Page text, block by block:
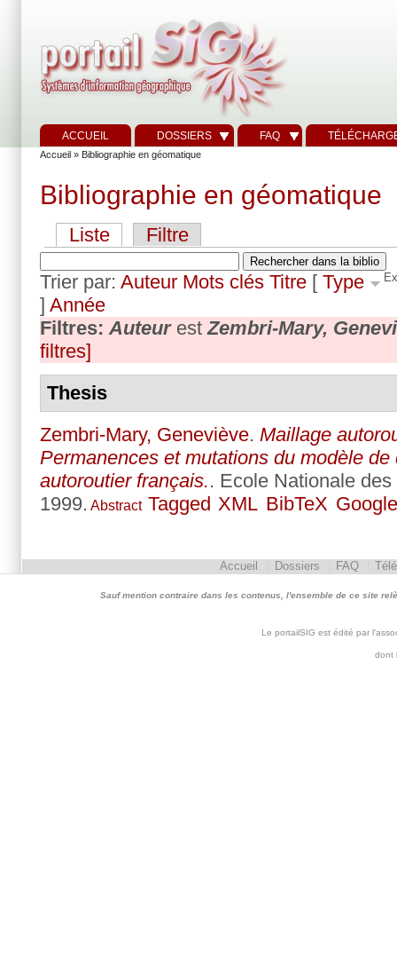
ACCUEIL DOSSIERS FAQ
Accueil » Bibliographie en géomatique
Bibliographie en géomatique
Liste Filtre
Trier par: Auteur Mots clés Titre [ Type
] Année
Filtres:AuteurestZembri-Mary,
filtres]
Thesis
Zembri-Mary, Geneviève. Maillage
Permanences et mutations du modèle
autoroutier français.. Ecole Nationale
1999. Abstract Tagged XML BibTeX
Accueil Dossiers FAQ
Sauf mention contraire dans les contenus, l'ensemble de ce site
Le portailSIG est édité par
dont